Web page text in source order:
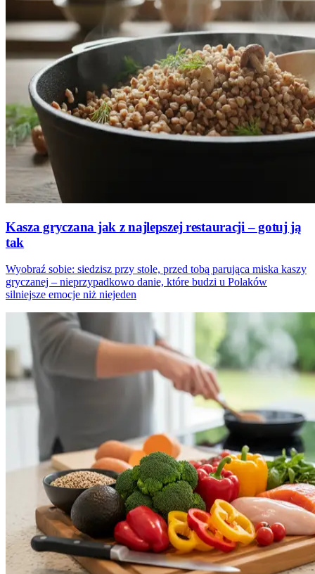
Kasza gryczana jak z najlepszej restauracji – gotuj ją
tak
Wyobraź sobie: siedzisz przy stole, przed tobą parująca miska kaszy
gryczanej – nieprzypadkowo danie, które budzi u Polaków
silniejsze emocje niż niejeden